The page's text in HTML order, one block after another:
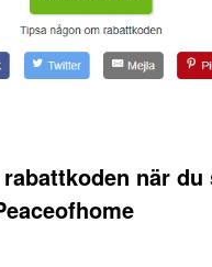
när du